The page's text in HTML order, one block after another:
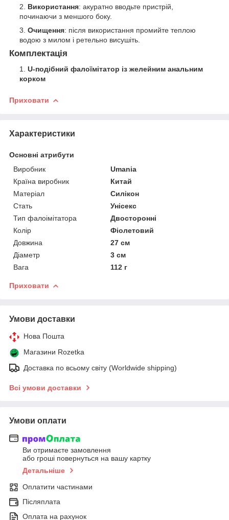
Використання: акуратно вводьте пристрій,
починаючи з меншого боку.
Очищення: після використання промийте теплою
водою з милом і ретельно висушіть.
Комплектація
U-подібний фалоїмітатор із желейним анальним
корком
Приховати
Характеристики
Основні атрибути
Виробник
Umania
Країна виробник
Китай
Матеріал
Силікон
Стать
Унісекс
Тип фалоімітатора
Двосторонні
Колір
Фіолетовий
Довжина
27 см
Діаметр
3 см
Вага
112 г
Приховати
Умови доставки
Нова Пошта
Магазини Rozetka
Доставка по всьому світу (Worldwide shipping)
Всі умови доставки
Умови оплати
Ви отримаєте замовлення
або гроші повернуться на вашу картку
Детальніше
Оплатити частинами
Післяплата
Оплата на рахунок